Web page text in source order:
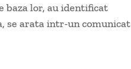
baza lor, au identificat
se arata intr-un comunicat